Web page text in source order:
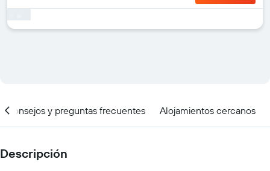
Consejos y preguntas frecuentes Alojamientos cercanos
Descripción